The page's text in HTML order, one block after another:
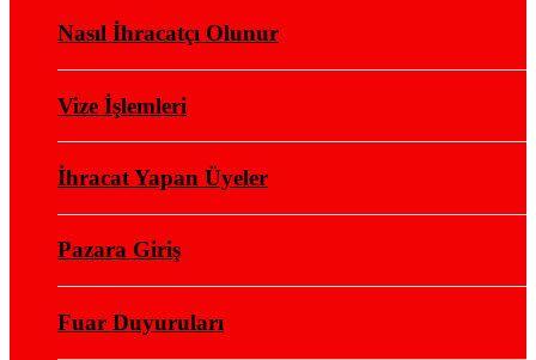
Nasıl İhracatçı Olunur
Vize İşlemleri
İhracat Yapan Üyeler
Pazara Giriş
Fuar Duyuruları